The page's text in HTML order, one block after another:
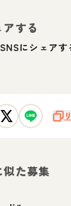
する
にシェア
た募集